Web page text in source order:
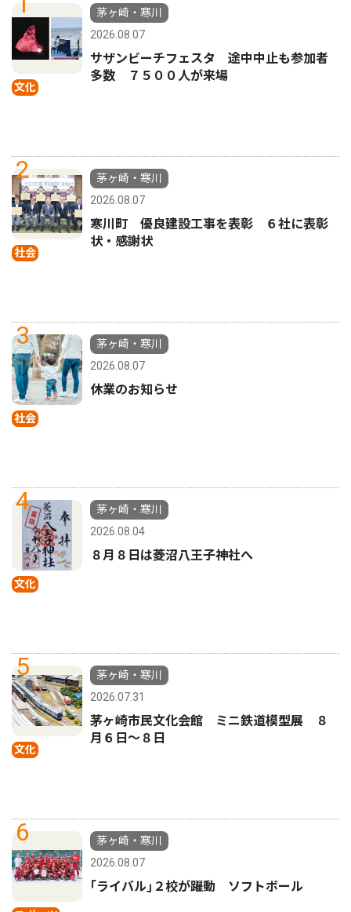
文化
茅ヶ崎・寒川
2026.08.07
サザンビーチフェスタ 途中中止も参加者
多数 ７５００人が来場
2
社会
茅ヶ崎・寒川
2026.08.07
寒川町 優良建設工事を表彰 ６社に表彰
状・感謝状
3
社会
茅ヶ崎・寒川
2026.08.07
休業のお知らせ
4
文化
茅ヶ崎・寒川
2026.08.04
８月８日は菱沼八王子神社へ
5
文化
茅ヶ崎・寒川
2026.07.31
茅ヶ崎市民文化会館 ミニ鉄道模型展 ８
月６日〜８日
6
茅ヶ崎・寒川
2026.08.07
｢ライバル｣２校が躍動 ソフトボール